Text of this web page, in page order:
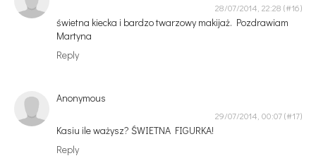
28/07/2014, 22:28
świetna kiecka i bardzo twarzowy makijaż. Pozdrawiam
Martyna
Reply
Anonymous
29/07/2014, 00:07
Kasiu ile ważysz? ŚWIETNA FIGURKA!
Reply